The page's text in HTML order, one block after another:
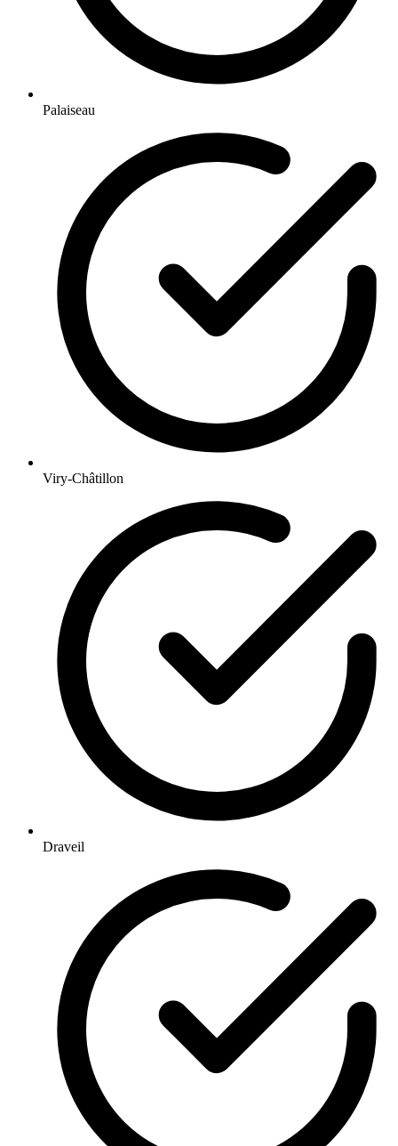
Palaiseau
Viry-Châtillon
Draveil